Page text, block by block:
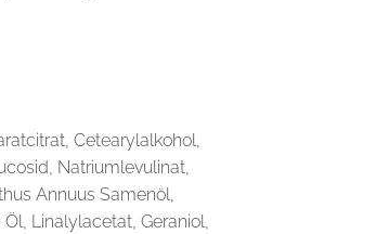
Cetearylalkohol,
Natriumlevulinat,
Annuus Samenöl,
Linalylacetat, Geraniol,